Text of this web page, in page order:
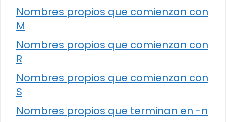
Nombres propios que comienzan con
M
Nombres propios que comienzan con
R
Nombres propios que comienzan con
S
Nombres propios que terminan en -n